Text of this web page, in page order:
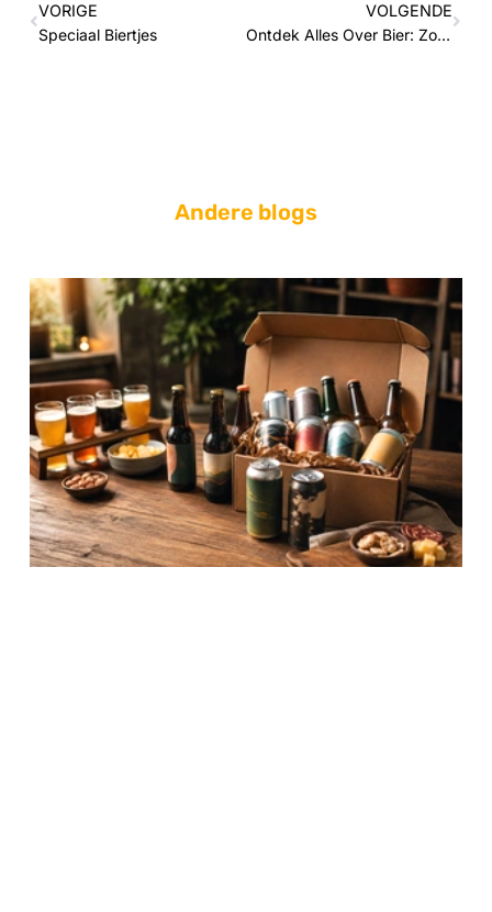
VORIGE
Speciaal Biertjes
VOLGENDE
Ontdek Alles Over Bier: Zo Proef En Kies Je Beter
Andere blogs